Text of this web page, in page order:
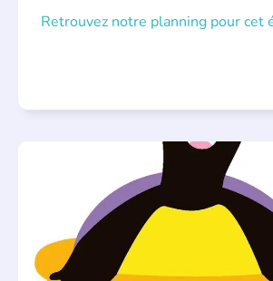
Retrouvez notre planning pour cet